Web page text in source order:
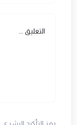
رمز التأكيد البشري